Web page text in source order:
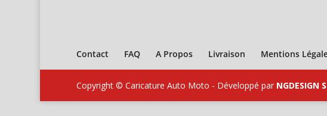
Contact FAQ A Propos Livraison Mentions
Copyright © Caricature Auto Moto - Développé par NGDESIGN